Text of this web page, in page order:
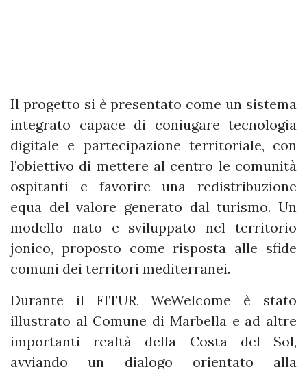
Il progetto si è presentato come un sistema
integrato capace di coniugare tecnologia
digitale e partecipazione territoriale, con
l’obiettivo di mettere al centro le comunità
ospitanti e favorire una redistribuzione
equa del valore generato dal turismo. Un
modello nato e sviluppato nel territorio
jonico, proposto come risposta alle sfide
comuni dei territori mediterranei.
Durante il FITUR, WeWelcome è stato
illustrato al Comune di Marbella e ad altre
importanti realtà della Costa del Sol,
avviando un dialogo orientato alla